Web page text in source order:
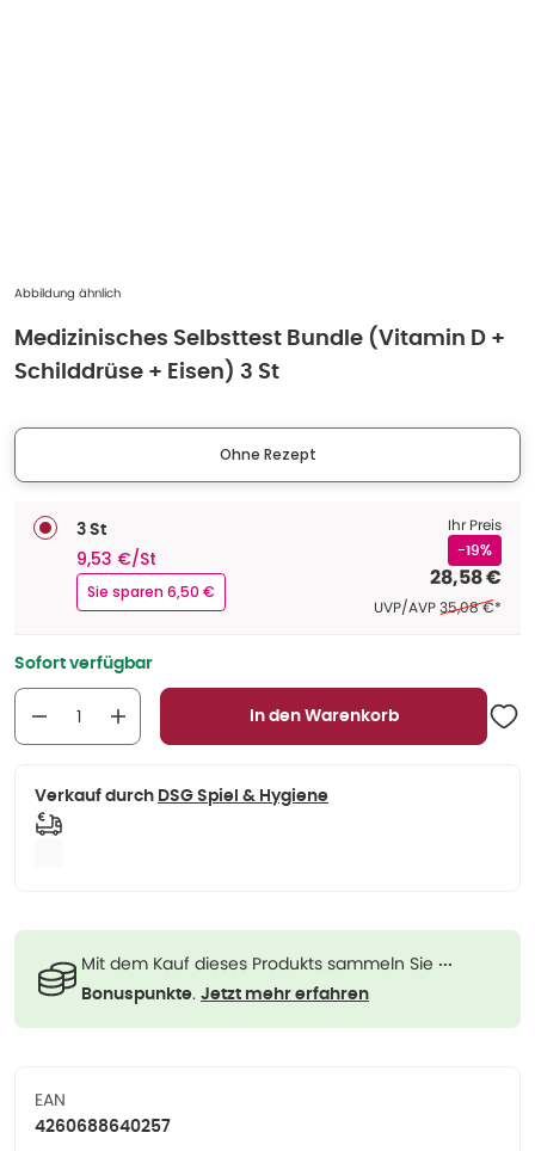
Abbildung ähnlich
Medizinisches Selbsttest Bundle (Vitamin D +
Schilddrüse + Eisen) 3 St
Ohne Rezept
3 St
9,53 €/St
Sie sparen 6,50 €
Ihr Preis
-19%
28,58 €
UVP/AVPEhemaliger
35,08 €*
Sofort verfügbar
In den Warenkorb
Verkauf durch DSG Spiel & Hygiene
Mit dem Kauf dieses Produkts sammeln Sie ···
Bonuspunkte. Jetzt mehr erfahren
EAN
4260688640257